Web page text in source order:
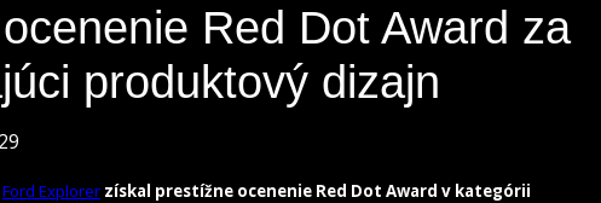
Red Dot Award za
produktový dizajn
Ford Explorer získal prestížne ocenenie Red Dot Award v kategórii